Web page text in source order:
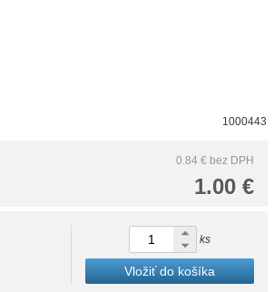
1000443
0.84 € bez DPH
1.00 €
ks
Vložiť do košíka